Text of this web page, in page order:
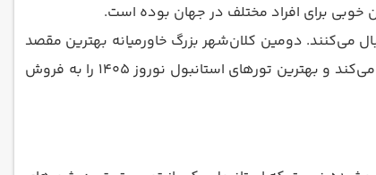
می‌کنند. دومین کلان‌شهر بزرگ خاورمیانه بهترین مقصد
برای سفر نوروزی افرادی است که به دنبال آرامش می‌گردند. آژانس هورام گشت تاج شما را در این سفر رؤیایی و هیجان‌انگیز همراهی می‌کند و بهترین تورهای استانبول نوروز 1405 را به فروش